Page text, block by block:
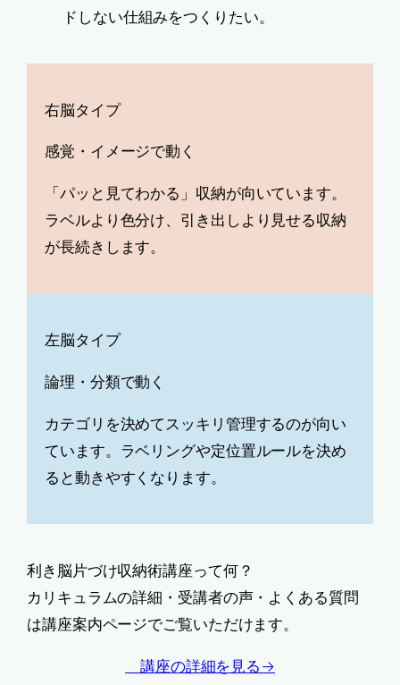
ドしない仕組みをつくりたい。
右脳タイプ
感覚・イメージで動く
「パッと見てわかる」収納が向いています。
ラベルより色分け、引き出しより見せる収納
が長続きします。
左脳タイプ
論理・分類で動く
カテゴリを決めてスッキリ管理するのが向い
ています。ラベリングや定位置ルールを決め
ると動きやすくなります。
利き脳片づけ収納術講座って何？
カリキュラムの詳細・受講者の声・よくある質問
は講座案内ページでご覧いただけます。
講座の詳細を見る→